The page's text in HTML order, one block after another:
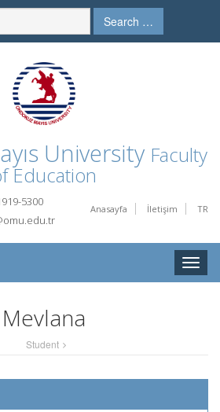
Search …
University Faculty
Education
Anasayfa İletişim TR
5300
Toggle
Mevlana
Student